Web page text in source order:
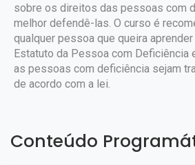
sobre os direitos das pessoas com
melhor defendê-las. O curso é
qualquer pessoa que queira
Estatuto da Pessoa com Deficiência
as pessoas com deficiência sejam
de acordo com a lei.
Conteúdo